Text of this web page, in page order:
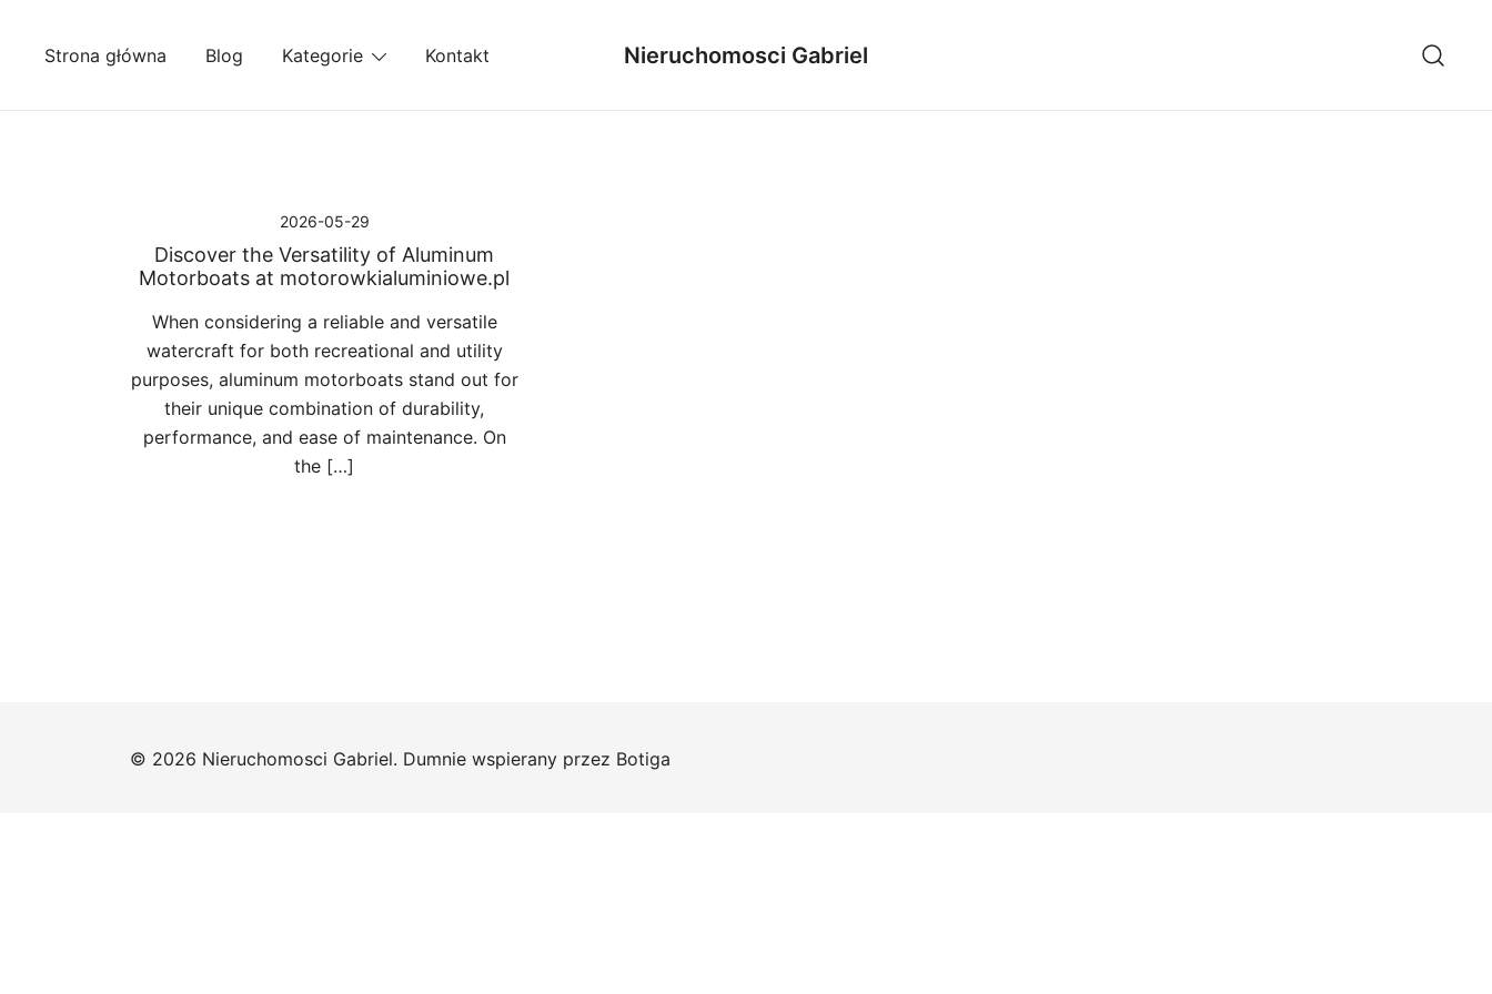
Strona główna Blog Kategorie Kontakt Nieruchomosci Gabriel
2026-05-29
Discover the Versatility of Aluminum
Motorboats at motorowkialuminiowe.pl
When considering a reliable and versatile
watercraft for both recreational and utility
purposes, aluminum motorboats stand out for
their unique combination of durability,
performance, and ease of maintenance. On
the […]
© 2026 Nieruchomosci Gabriel. Dumnie wspierany przez Botiga